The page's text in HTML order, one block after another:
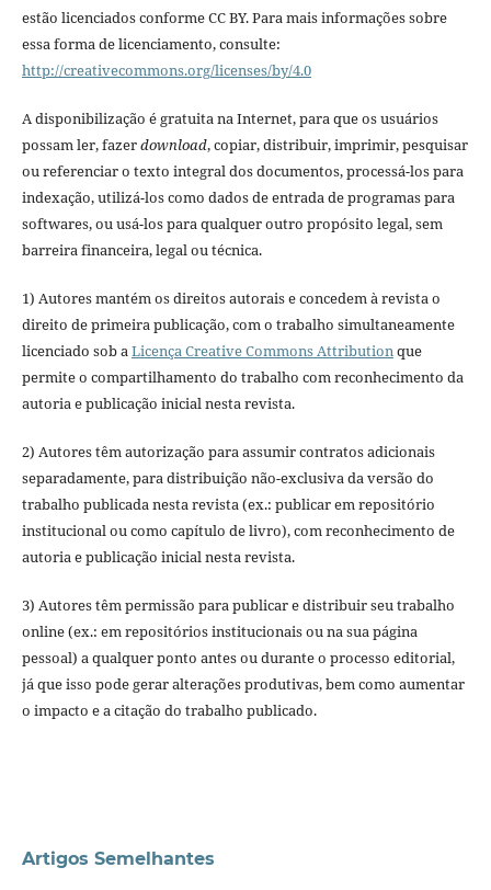
estão licenciados conforme CC BY. Para mais informações sobre
essa forma de licenciamento, consulte:
http://creativecommons.org/licenses/by/4.0
A disponibilização é gratuita na Internet, para que os usuários
possam ler, fazerdownload, copiar, distribuir, imprimir, pesquisar
ou referenciar o texto integral dos documentos, processá-los para
indexação, utilizá-los como dados de entrada de programas para
softwares, ou usá-los para qualquer outro propósito legal, sem
barreira financeira, legal ou técnica.
1) Autores mantém os direitos autorais e concedem à revista o
direito de primeira publicação, com o trabalho simultaneamente
licenciado sob aLicença Creative Commons Attributionque
permite o compartilhamento do trabalho com reconhecimento da
autoria e publicação inicial nesta revista.
2) Autores têm autorização para assumir contratos adicionais
separadamente, para distribuição não-exclusiva da versão do
trabalho publicada nesta revista (ex.: publicar em repositório
institucional ou como capítulo de livro), com reconhecimento de
autoria e publicação inicial nesta revista.
3) Autores têm permissão para publicar e distribuir seu trabalho
online (ex.: em repositórios institucionais ou na sua página
pessoal) a qualquer ponto antes ou durante o processo editorial,
já que isso pode gerar alterações produtivas, bem como aumentar
o impacto e a citação do trabalho publicado.
Artigos Semelhantes